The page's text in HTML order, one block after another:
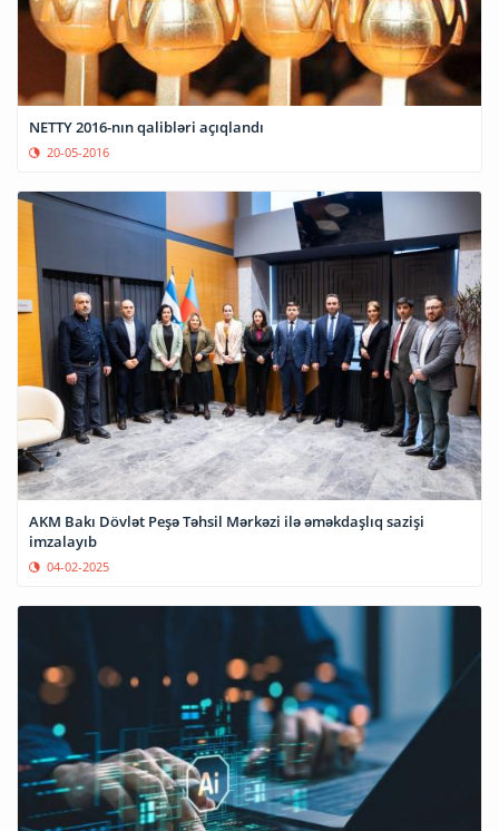
NETTY 2016-nın qalibləri açıqlandı
20-05-2016
AKM Bakı Dövlət Peşə Təhsil Mərkəzi ilə əməkdaşlıq sazişi
imzalayıb
04-02-2025